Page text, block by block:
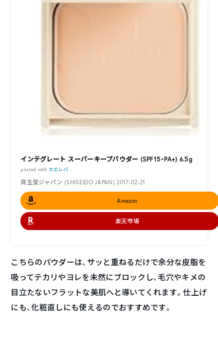
インテグレート スーパーキープパウダー (SPF15・PA+) 6.5g
posted with カエレバ
資生堂ジャパン (SHISEIDO JAPAN) 2017-02-21
Amazon
楽天市場
こちらのパウダーは、サッと重ねるだけで余分な皮脂を
吸ってテカリやヨレを未然にブロックし、毛穴やキメの
目立たないフラットな美肌へと導いてくれます。仕上げ
にも、化粧直しにも使えるのでおすすめです。